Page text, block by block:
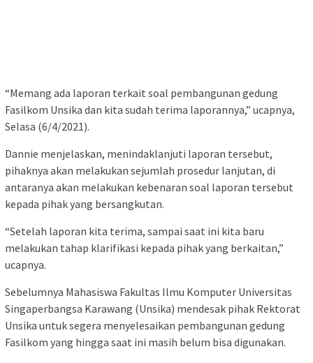
“Memang ada laporan terkait soal pembangunan gedung
Fasilkom Unsika dan kita sudah terima laporannya,” ucapnya,
Selasa (6/4/2021).
Dannie menjelaskan, menindaklanjuti laporan tersebut,
pihaknya akan melakukan sejumlah prosedur lanjutan, di
antaranya akan melakukan kebenaran soal laporan tersebut
kepada pihak yang bersangkutan.
“Setelah laporan kita terima, sampai saat ini kita baru
melakukan tahap klarifikasi kepada pihak yang berkaitan,”
ucapnya.
Sebelumnya Mahasiswa Fakultas Ilmu Komputer Universitas
Singaperbangsa Karawang (Unsika) mendesak pihak Rektorat
Unsika untuk segera menyelesaikan pembangunan gedung
Fasilkom yang hingga saat ini masih belum bisa digunakan.